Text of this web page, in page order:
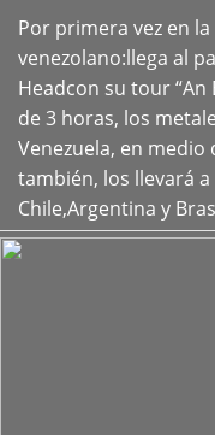
Por primera vez en
venezolano:llega al
Headcon su tour
de 3 horas, los
Venezuela, en
también, los llevará a
Chile,Argentina y